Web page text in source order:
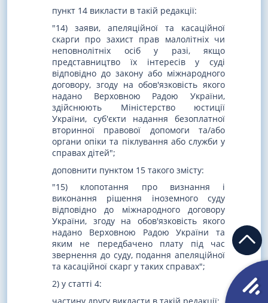
пункт 14 викласти в такій редакції:
"14) заяви, апеляційної та касаційної
скарги про захист прав малолітніх чи
неповнолітніх осіб у разі, якщо
представництво їх інтересів у суді
відповідно до закону або міжнародного
договору, згоду на обов'язковість якого
надано Верховною Радою України,
здійснюють Міністерство юстиції
України, суб'єкти надання безоплатної
вторинної правової допомоги та/або
органи опіки та піклування або служби у
справах дітей";
доповнити пунктом 15 такого змісту:
"15) клопотання про визнання і
виконання рішення іноземного суду
відповідно до міжнародного договору
України, згоду на обов'язковість якого
надано Верховною Радою України та
яким не передбачено плату під час
звернення до суду, подання апеляційної
та касаційної скарг у таких справах";
2) у статті 4: